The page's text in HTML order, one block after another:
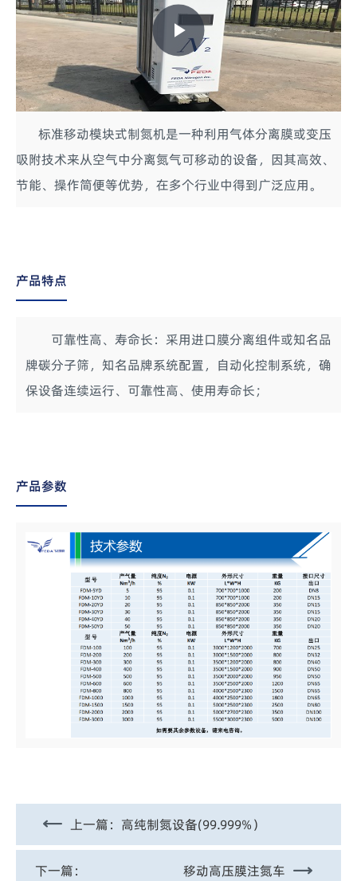
Play
Video
标准移动模块式制氮机是一种利用气体分离膜或变压
吸附技术来从空气中分离氮气可移动的设备，因其高效、
节能、操作简便等优势，在多个行业中得到广泛应用。
产品特点
可靠性高、寿命长：采用进口膜分离组件或知名品
牌碳分子筛，知名品牌系统配置，自动化控制系统，确
保设备连续运行、可靠性高、使用寿命长；
产品参数
上一篇： 高纯制氮设备(99.999%）
下一篇： 移动高压膜注氮车